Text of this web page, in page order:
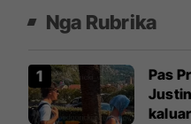
Nga Rubrika
Pas